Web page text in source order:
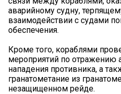
аварийному судну,
взаимодействии с судами
обеспечения.
Кроме того, кораблями
мероприятий по отражению
нападения противника, а
гранатометание из
незащищенном рейде.